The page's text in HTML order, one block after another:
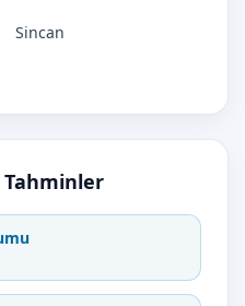
Sincan
Tahminler